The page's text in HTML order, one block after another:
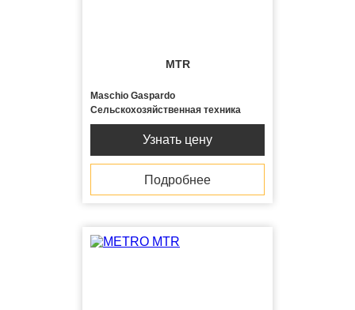
MTR
Maschio Gaspardo
Сельскохозяйственная техника
Узнать цену
Подробнее